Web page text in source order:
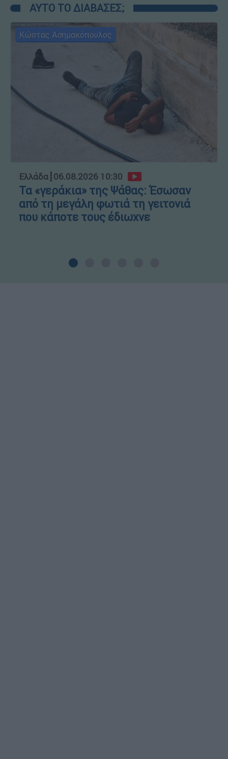
ΑΥΤΟ ΤΟ ΔΙΑΒΑΣΕΣ;
Κώστας Ασημακόπουλος
Ελλάδα┋06.08.2026 10:30
Τα «γεράκια» της Ψάθας: Έσωσαν
από τη μεγάλη φωτιά τη γειτονιά
που κάποτε τους έδιωχνε